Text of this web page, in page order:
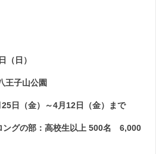
（日）
王子山公園
日（金）～4月12日（金）まで
ングの部：高校生以上 500名 6,000